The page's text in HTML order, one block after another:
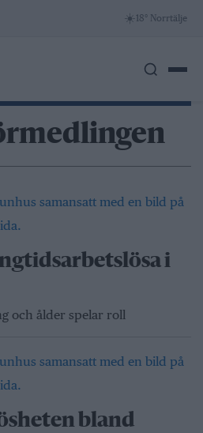
☀️ 18° Norrtälje
i
och ålder spelar roll
bland